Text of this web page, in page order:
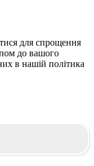
для спрощення
до вашого
в нашій політика